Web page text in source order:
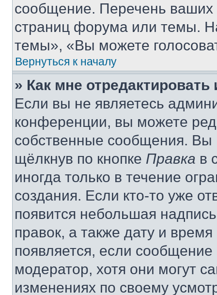
сообщение. Перечень ваших
страниц форума или темы.
темы», «Вы можете
Вернуться к началу
» Как мне
Если вы не являетесь
конференции, вы можете
собственные сообщения. Вы
щёлкнув по кнопке Правка в
иногда только в течение
создания. Если кто-то уже
появится небольшая
правок, а также дату и
появляется, если
модератор, хотя они могут
изменениях по своему